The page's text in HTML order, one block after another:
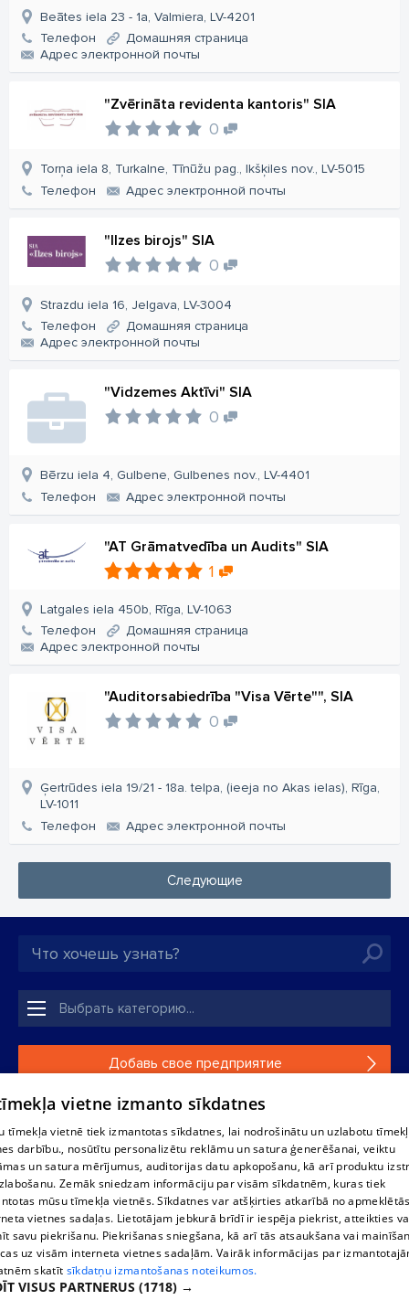
Beātes iela 23 - 1a, Valmiera, LV-4201
Телефон
Домашняя страница
Aдрес электронной почты
"Zvērināta revidenta kantoris" SIA
0
Torņa iela 8, Turkalne, Tīnūžu pag., Ikšķiles nov., LV-5015
Телефон
Aдрес электронной почты
"Ilzes birojs" SIA
0
Strazdu iela 16, Jelgava, LV-3004
Телефон
Домашняя страница
Aдрес электронной почты
"Vidzemes Aktīvi" SIA
0
Bērzu iela 4, Gulbene, Gulbenes nov., LV-4401
Телефон
Aдрес электронной почты
"AT Grāmatvedība un Audits" SIA
1
Latgales iela 450b, Rīga, LV-1063
Телефон
Домашняя страница
Aдрес электронной почты
"Auditorsabiedrība "Visa Vērte"", SIA
0
Ģertrūdes iela 19/21 - 18a. telpa, (ieeja no Akas ielas), Rīga,
LV-1011
Телефон
Aдрес электронной почты
Следующие
Добавь свое предприятие
Если твоего предприятия нет в нашей базе данных,
Полное или частичное распространение или копирование
информации из баз данных 1188 в любой форме строго
запрещено. Также запрещается автоматическое
скачивание информации. Перепубликация любого
материала, опубликованного на сайте 1188 , возможна
только с согласия редакции сайта 1188.
vietne izmanto sīkdatnes
tīmekļa vietnē tiek izmantotas sīkdatnes, lai nodrošinātu un uzlabotu
darbību., nosūtītu personalizētu reklāmu un satura ģenerēšanai, veiktu
un satura mērījumus, auditorijas datu apkopošanu, kā arī produktu
Zemāk sniedzam informāciju par visām sīkdatnēm, kuras tiek
mūsu tīmekļa vietnēs. Sīkdatnes var atšķirties atkarībā no
vietnes sadaļas. Lietotājam jebkurā brīdī ir iespēja piekrist, atteikties
savu piekrišanu. Piekrišanas sniegšana, kā arī tās atsaukšana vai
uz visām interneta vietnes sadaļām. Vairāk informācijas par
skatīt sīkdatņu izmantošanas noteikumos.
VISUS PARTNERUS (1718) →